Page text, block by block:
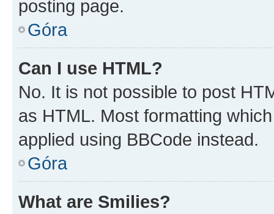
posting page.
Góra
Can I use HTML?
No. It is not possible to post
as HTML. Most formatting
applied using BBCode instead.
Góra
What are Smilies?